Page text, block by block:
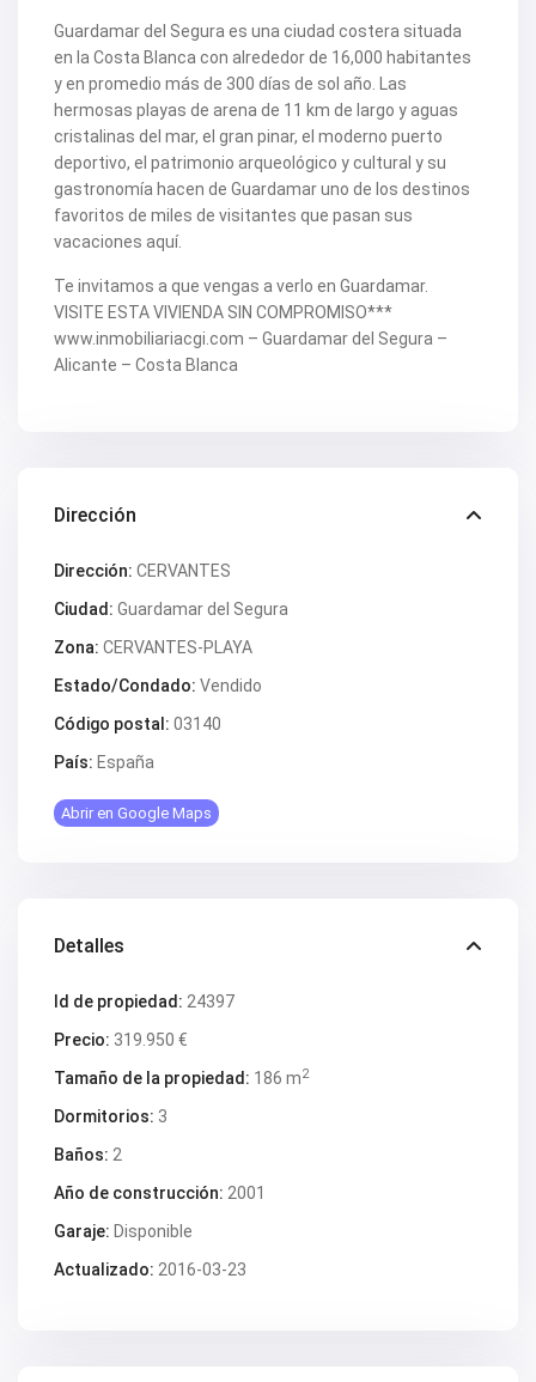
V2590
V2591
V2593
V2595
V2598
V2599
V2603
V2606
V2608
V2610
V2617
V2618
V2619
V2620
V2634
V2641
V2643
V2647
V2650
V2657
V2664
V2670
V2671
V2684
V2691
V2694
V2696
V2698
V2701
V2707
V2708
V2709
V2715
Guardamar del Segura es una ciudad costera situada
en la Costa Blanca con alrededor de 16,000 habitantes
y en promedio más de 300 días de sol año. Las
hermosas playas de arena de 11 km de largo y aguas
cristalinas del mar, el gran pinar, el moderno puerto
deportivo, el patrimonio arqueológico y cultural y su
gastronomía hacen de Guardamar uno de los destinos
favoritos de miles de visitantes que pasan sus
vacaciones aquí.
Te invitamos a que vengas a verlo en Guardamar.
VISITE ESTA VIVIENDA SIN COMPROMISO***
www.inmobiliariacgi.com – Guardamar del Segura –
Alicante – Costa Blanca
Dirección
Dirección: CERVANTES
Ciudad: Guardamar del Segura
Zona: CERVANTES-PLAYA
Estado/Condado: Vendido
Código postal: 03140
País: España
Abrir en Google Maps
Detalles
Id de propiedad: 24397
Precio: 319.950 €
Tamaño de la propiedad: 186 m2
Dormitorios: 3
Baños: 2
Año de construcción: 2001
Garaje: Disponible
Actualizado: 2016-03-23